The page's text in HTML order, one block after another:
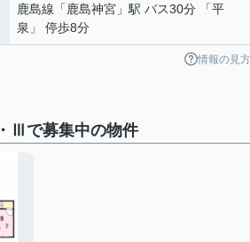
鹿島線 「 鹿島神宮 」駅 バス30分 「平
泉」 停歩8分
情報の見方
Ⅲで募集中の物件